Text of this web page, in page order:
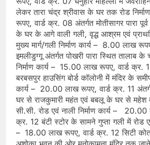
लेकर तारा चंद्र श्रीवास के घर तक रोड
रूपए, वार्ड क्र. 08 अंतर्गत मोतीसागर पारा पूर्व
के घर के आगे वाली गली, वृद्ध आश्रम एवं
मुख्य मार्ग/गली निर्माण कार्य – 8.00 लाख
इमलीडुग्गू अंतर्गत पोखरी पारा स्थित तालाब के
निर्माण कार्य – 15.00 लाख रूपए, वार्ड क्र.
बरबसपुर हाउसिंग बोर्ड कॉलोनी में मंदिर के
कार्य – 20.00 लाख रूपए, वार्ड क्र. 11
घर से राजकुमारी महंत एवं बबलू के घर से
सी.सी. रोड एवं नाली निर्माण कार्य – 20.00
क्र. 12 बंटी स्टोर के सामने गुप्ता गली में रोड एवं
– 18.00 लाख रूपए, वार्ड क्र. 12 सिटी